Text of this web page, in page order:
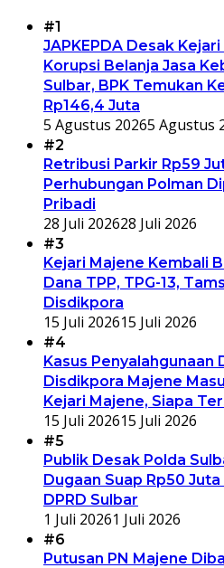
#1
JAPKEPDA Desak
Korupsi Belanja Jasa
Sulbar, BPK Temukan
Rp146,4 Juta
5 Agustus 20265 Agustus
#2
Retribusi Parkir Rp59
Perhubungan Polman
Pribadi
28 Juli 202628 Juli 2026
#3
Kejari Majene Kembali
Dana TPP, TPG-13,
Disdikpora
15 Juli 202615 Juli 2026
#4
Kasus Penyalahgunaan
Disdikpora Majene
Kejari Majene, Siapa
15 Juli 202615 Juli 2026
#5
Publik Desak Polda
Dugaan Suap Rp50
DPRD Sulbar
1 Juli 20261 Juli 2026
#6
Putusan PN Majene